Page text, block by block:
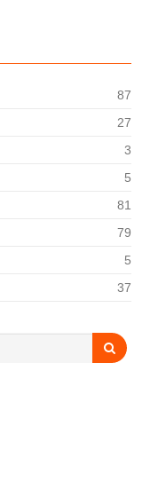
87
27
3
5
81
79
5
37